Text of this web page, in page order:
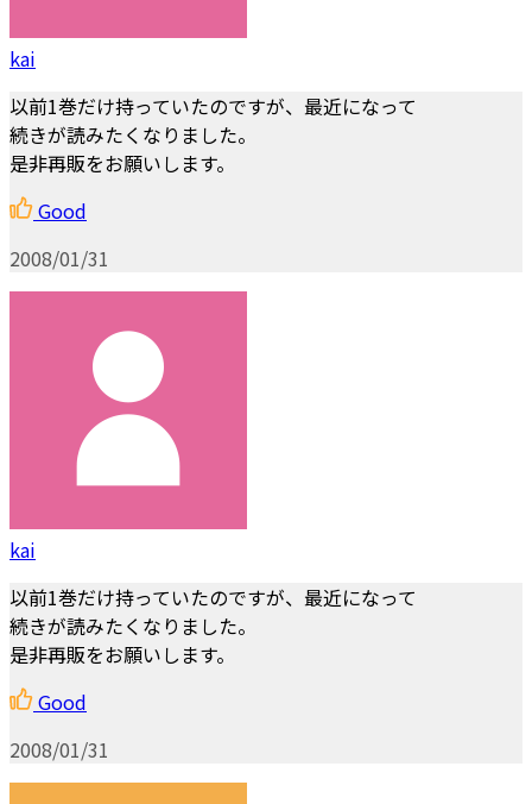
kai
以前1巻だけ持っていたのですが、最近になって
続きが読みたくなりました。
是非再販をお願いします。
Good
2008/01/31
kai
以前1巻だけ持っていたのですが、最近になって
続きが読みたくなりました。
是非再販をお願いします。
Good
2008/01/31